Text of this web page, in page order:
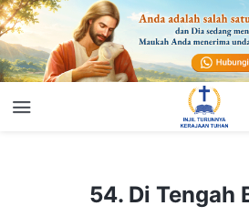
54. Di Tengah